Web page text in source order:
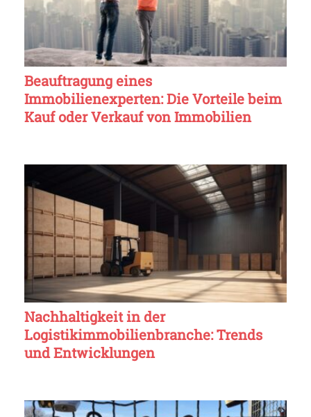
Beauftragung eines
Immobilienexperten: Die Vorteile beim
Kauf oder Verkauf von Immobilien
Nachhaltigkeit in der
Logistikimmobilienbranche: Trends
und Entwicklungen